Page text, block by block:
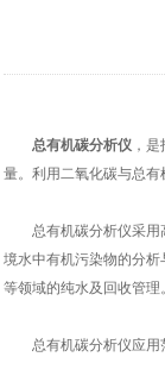
总有机碳分析仪 ，
量。利用二氧化碳与总有
总有机碳分析仪采用高
境水中有机污染物的分
等领域的纯水及回收管理。
总有机碳分析仪应用